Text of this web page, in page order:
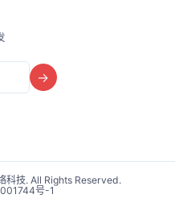
→
科技. All Rights Reserved.
号-1